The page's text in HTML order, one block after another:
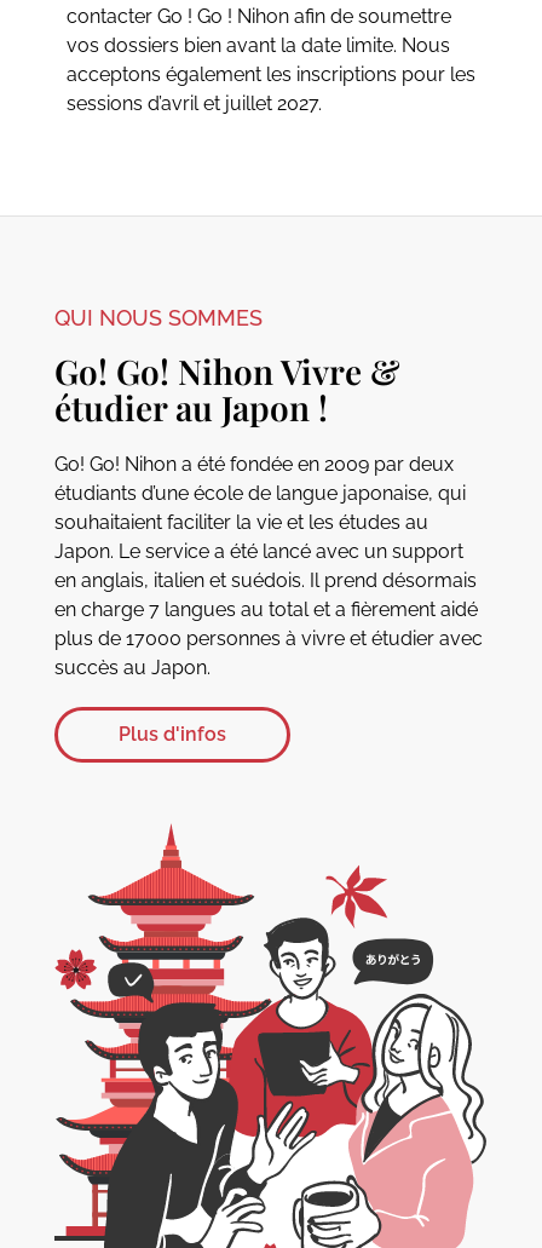
contacter Go ! Go ! Nihon afin de soumettre
vos dossiers bien avant la date limite. Nous
acceptons également les inscriptions pour les
sessions d’avril et juillet 2027.
QUI NOUS SOMMES
Go! Go! Nihon Vivre &
étudier au Japon !
Go! Go! Nihon a été fondée en 2009 par deux
étudiants d’une école de langue japonaise, qui
souhaitaient faciliter la vie et les études au
Japon. Le service a été lancé avec un support
en anglais, italien et suédois. Il prend désormais
en charge 7 langues au total et a fièrement aidé
plus de 17000 personnes à vivre et étudier avec
succès au Japon.
Plus d'infos